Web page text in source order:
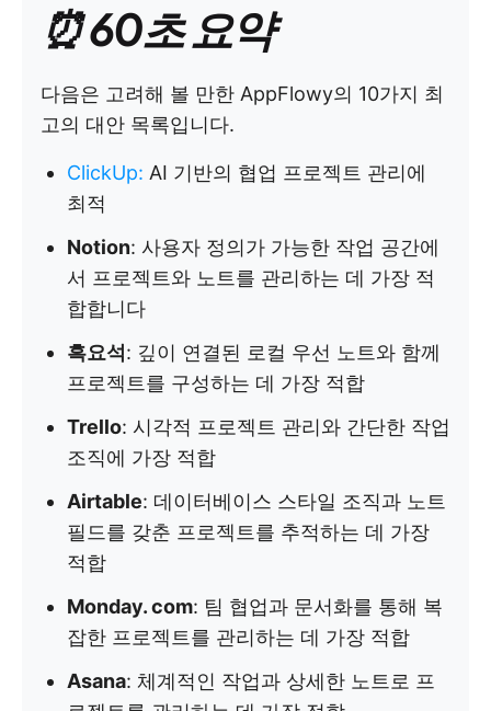
⏰ 60초 요약
다음은 고려해 볼 만한 AppFlowy의 10가지 최
고의 대안 목록입니다.
ClickUp: AI 기반의 협업 프로젝트 관리에
최적
Notion: 사용자 정의가 가능한 작업 공간에
서 프로젝트와 노트를 관리하는 데 가장 적
합합니다
흑요석 : 깊이 연결된 로컬 우선 노트와 함께
프로젝트를 구성하는 데 가장 적합
Trello: 시각적 프로젝트 관리와 간단한 작업
조직에 가장 적합
Airtable: 데이터베이스 스타일 조직과 노트
필드를 갖춘 프로젝트를 추적하는 데 가장
적합
Monday. com: 팀 협업과 문서화를 통해 복
잡한 프로젝트를 관리하는 데 가장 적합
Asana: 체계적인 작업과 상세한 노트로 프